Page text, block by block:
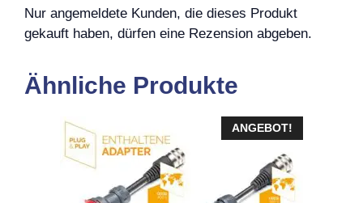
Nur angemeldete Kunden, die dieses Produkt
gekauft haben, dürfen eine Rezension abgeben.
Ähnliche Produkte
ANGEBOT!